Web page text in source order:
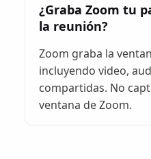
¿Graba Zoom tu
la reunión?
Zoom graba la
incluyendo video,
compartidas. No
ventana de Zoom.